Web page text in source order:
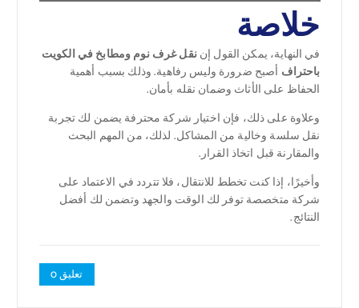
خلاصة
في النهاية، يمكن القول إننقل غرف نوم ومطابخ في الكويت
باحتراف أصبح ضرورة وليس رفاهية. وذلك بسبب أهمية
الحفاظ على الأثاث وضمان نقله بأمان.
وعلاوة على ذلك، فإن اختيار شركة محترفة يضمن لك تجربة
نقل سلسة وخالية من المشاكل. لذلك، من المهم البحث
والمقارنة قبل اتخاذ القرار.
وأخيرًا، إذا كنت تخطط للانتقال، فلا تتردد في الاعتماد على
شركة متخصصة توفر لك الوقت والجهد وتضمن لك أفضل
النتائج.
تعليق 0